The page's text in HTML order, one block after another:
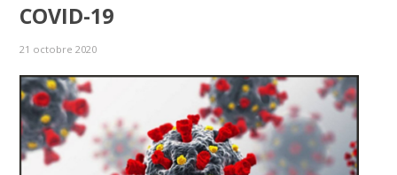
COVID-19
21 octobre 2020